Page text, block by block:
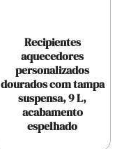
Recipientes
aquecedores
personalizados
dourados com tampa
suspensa, 9 L,
acabamento
espelhado